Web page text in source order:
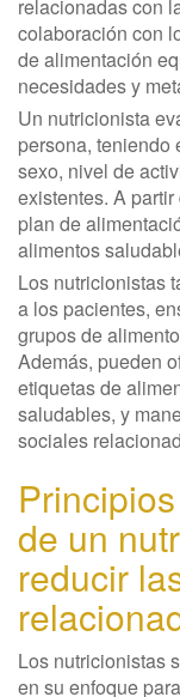
relacionadas con
colaboración con
de alimentación
necesidades y
Un nutricionista
persona, teniendo
sexo, nivel de
existentes. A
plan de
alimentos
Los nutricionistas
a los pacientes,
grupos de
Además, pueden
etiquetas de
saludables, y
sociales
de un
reducir
Los nutricionistas
en su enfoque